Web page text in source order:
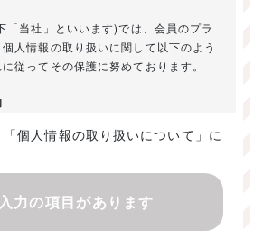
「当社」といいます)では、会員のプラ
人情報の取り扱いに関して以下のよう
従ってその保護に努めております。
個人情報は、以下のためにのみ利用い
る回答及び資料送付のご連絡
ービスの提供
「個人情報の取り扱いについて」に
力の項目があります